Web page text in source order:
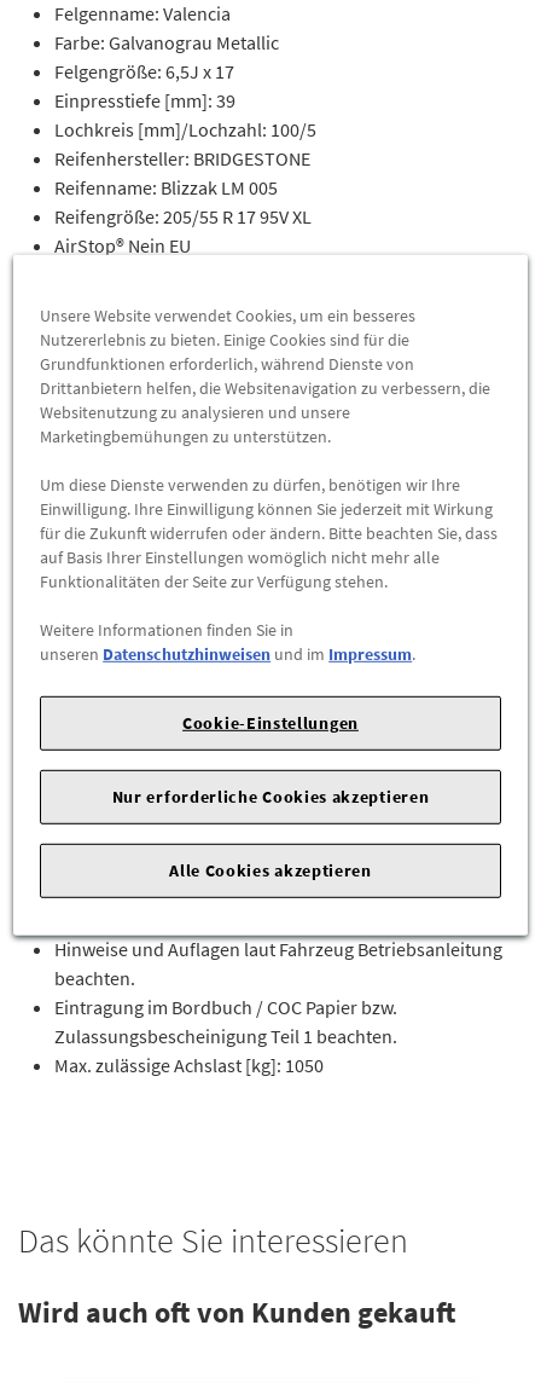
Felgenname: Valencia
Farbe: Galvanograu Metallic
Felgengröße: 6,5J x 17
Einpresstiefe [mm]: 39
Lochkreis [mm]/Lochzahl: 100/5
Reifenhersteller: BRIDGESTONE
Reifenname: Blizzak LM 005
Reifengröße: 205/55 R 17 95V XL
AirStop® Nein EU
EU Reifenlabel Kraftstoffeffizienz: C
EU Reifenlabel Nasshaftung: A
EU Reifenlabel Externes Rollgeräusch [dB]: 71
EU Reifenlabel Externes Rollgeräusch: B
EU Reifenlabel Schneegriffigkeit: JA
EU Reifenlabel Eisgriffigkeit: NEIN
Link zu EPREL Datenbank (EU Reifenlabel):
https://eprel.ec.europa.eu/qr/381923
Reifenausführung: Winter, laufrichtungsgebunden rechts
Radausstattung: Ohne Radelektronik
Lieferumfang Rad: inklusive Nabenabdeckung
Disclaimer: AirStop® ist eine eingetragene Marke u.a. in
DE, FR, IT, ES, CZ, CN, USA.
Hinweis Rad + Reifen:
Vorhandene Serienradschrauben verwenden
Informationen und Restriktionen aus dem Räder Reifen
Nur wenn Rad-/Reifenkombination serienmäßig
eingetragen ist
Hinweise und Auflagen laut Fahrzeug Betriebsanleitung
beachten.
Eintragung im Bordbuch / COC Papier bzw.
Zulassungsbescheinigung Teil 1 beachten.
Max. zulässige Achslast [kg]: 1050
Das könnte Sie interessieren
Wird auch oft von Kunden gekauft
Unsere Website verwendet Cookies, um ein besseres
Nutzererlebnis zu bieten. Einige Cookies sind für die
Grundfunktionen erforderlich, während Dienste von
Drittanbietern helfen, die Websitenavigation zu verbessern, die
Websitenutzung zu analysieren und unsere
Marketingbemühungen zu unterstützen.
Um diese Dienste verwenden zu dürfen, benötigen wir Ihre
Einwilligung. Ihre Einwilligung können Sie jederzeit mit Wirkung
für die Zukunft widerrufen oder ändern. Bitte beachten Sie, dass
auf Basis Ihrer Einstellungen womöglich nicht mehr alle
Funktionalitäten der Seite zur Verfügung stehen.
Weitere Informationen finden Sie in
unseren Datenschutzhinweisen und im Impressum.
Cookie-Einstellungen
Nur erforderliche Cookies akzeptieren
Alle Cookies akzeptieren